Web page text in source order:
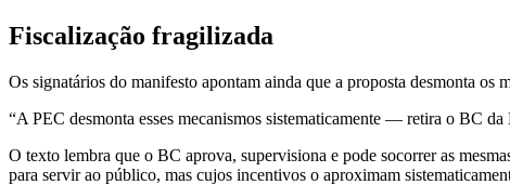
Fiscalização fragilizada
Os signatários do manifesto apontam ainda que a proposta desmonta
“A PEC desmonta esses mecanismos sistematicamente — retira o BC
O texto lembra que o BC aprova, supervisiona e pode socorrer as
para servir ao público, mas cujos incentivos o aproximam